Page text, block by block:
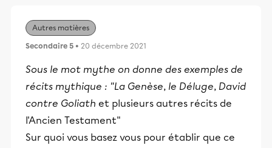
Autres matières
Secondaire 5 • 20 décembre 2021
Sous le mot mythe on donne des exemples de
récits mythique : "La Genèse, le Déluge, David
contre Goliath et plusieurs autres récits de
l'Ancien Testament"
Sur quoi vous basez vous pour établir que ce